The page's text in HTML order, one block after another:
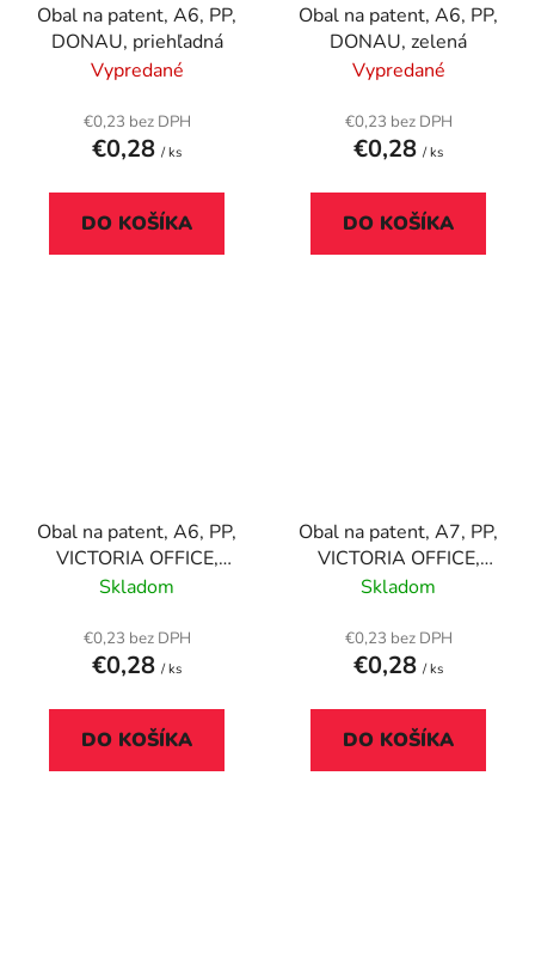
Obal na patent, A6, PP,
DONAU, priehľadná
Vypredané
€0,23 bez DPH
€0,28 / ks
DO KOŠÍKA
Obal na patent, A6, PP,
DONAU, zelená
Vypredané
€0,23 bez DPH
€0,28 / ks
DO KOŠÍKA
Obal na patent, A6, PP,
VICTORIA OFFICE,
priehľadná
Skladom
€0,23 bez DPH
€0,28 / ks
DO KOŠÍKA
Obal na patent, A7, PP,
VICTORIA OFFICE,
priehľadná
Skladom
€0,23 bez DPH
€0,28 / ks
DO KOŠÍKA